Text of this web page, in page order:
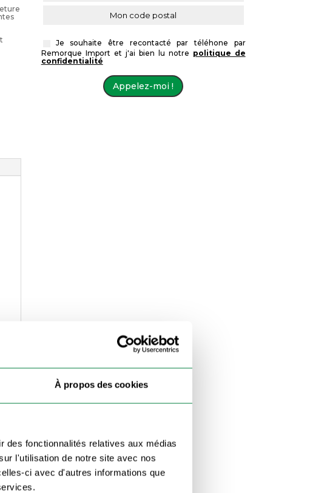
À propos des cookies
des fonctionnalités relatives aux médias
l'utilisation de notre site avec nos
ci avec d'autres informations que
Je souhaite être recontacté par téléhone par
Remorque Import et j'ai bien lu notre politique de
confidentialité
Appelez-moi !